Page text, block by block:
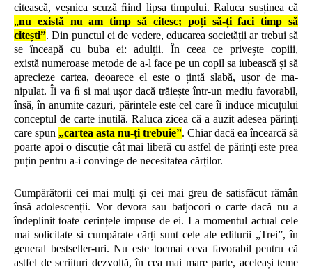
citească, veșnica scuză ﬁind lipsa timpului. Raluca susținea că
„nu există nu am timp să citesc; poți să-ți faci timp să
citești”. Din punctul ei de vedere, educarea societății ar trebui să
se înceapă cu buba ei: adulții. În ceea ce privește copiii,
există numeroase metode de a-l face pe un copil sa iubească și să
aprecieze cartea, deoarece el este o țintă slabă, ușor de ma-
nipulat. Îi va ﬁ si mai ușor dacă trăiește într-un mediu favorabil,
însă, în anumite cazuri, părintele este cel care îi induce micuțului
conceptul de carte inutilă. Raluca zicea că a auzit adesea părinți
care spun „cartea asta nu-ți trebuie”. Chiar dacă ea încearcă să
poarte apoi o discuție cât mai liberă cu astfel de părinți este prea
puțin pentru a-i convinge de necesitatea cărților.
Cumpărătorii cei mai mulți și cei mai greu de satisfăcut rămân
însă adolescenții. Vor devora sau batjocori o carte dacă nu a
îndeplinit toate cerințele impuse de ei. La momentul actual cele
mai solicitate si cumpărate cărți sunt cele ale editurii „Trei”, în
general bestseller-uri. Nu este tocmai ceva favorabil pentru că
astfel de scriituri dezvoltă, în cea mai mare parte, aceleași teme